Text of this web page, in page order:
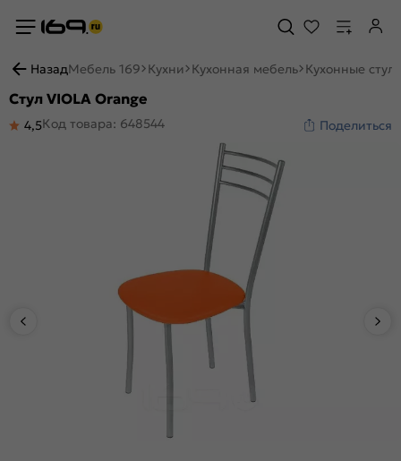
НазадМебель 169 Кухни Кухонная мебель Кухонные
Стул VIOLA Orange
4,5Код товара: 648544 Поделиться